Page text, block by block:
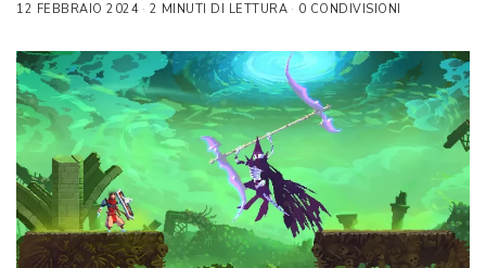
12 FEBBRAIO 2024 2 MINUTI DI LETTURA 0 CONDIVISIONI